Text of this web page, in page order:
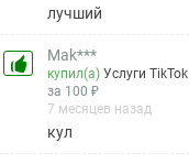
лучший
Mak***
купил(а)Услуги TikTok
за 100 ₽
7 месяцев назад
кул